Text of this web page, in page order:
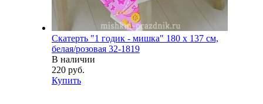
Скатерть "1 годик - мишка" 180 х 137 см,
белая/розовая 32-1819
В наличии
220 руб.
Купить